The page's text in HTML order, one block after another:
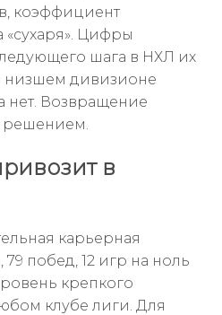
коэффициент
«сухаря». Цифры
шага в НХЛ их
низшем дивизионе
нет. Возвращение
решением.
в
карьерная
79 побед, 12 игр на ноль
крепкого
клубе лиги. Для